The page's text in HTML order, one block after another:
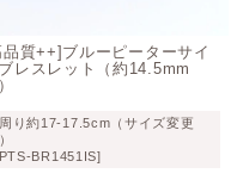
）
）
品質++]ブルーピーターサイ
ブレスレット（約14.5mm
り約17-17.5cm（サイズ変更
BR1451IS]